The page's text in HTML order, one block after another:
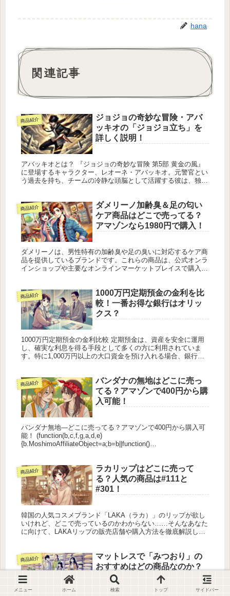
hana
関連記事
商品紹介
ジョジョの奇妙な冒険・アバ
ッキオの「ジョジョ立ち」を
詳しく説明！
アバッキオとは？ 『ジョジョの奇妙な冒険 第5部 黄金の風』
に登場するキャラクター、レオーネ・アバッキオ。元警官とい
う過去を持ち、チームの冷静な頭脳として活躍する彼は、独特
商品紹介
ダメリーノ加齢臭＆足の匂い
ケア商品はどこで売ってる？
アマゾンなら1980円で購入！
ダメリーノは、男性特有の加齢臭や足の臭いに対応するケア商
品を提供しているブランドです。これらの商品は、公式オンラ
インショップや主要なオンラインマーケットプレイスで購入可
商品紹介
1000万円定期預金の金利を比
較！一番お得な銀行はオリッ
クス？
1000万円定期預金の金利比較 定期預金は、資産を安全に運用
し、確実な利息を得る手段として多くの方に利用されていま
す。特に1,000万円以上の大口資金を預け入れる場合、銀行ご
商品紹介
バンダナの無地はどこに売っ
てる？アマゾンで400円から購
入可能！
バンダナ無地—どこに売ってる？アマゾンで400円から購入可
能！ (function(b,c,f,g,a,d,e)
{b.MoshimoAffiliateObject=a;b=b||function()
商品紹介
ラカリップはどこに売って
る？人気の商品は#111と
#301！
韓国の人気コスメブランド「LAKA（ラカ）」のリップが欲し
いけれど、どこで売っているのかわからない……そんなあなた
に向けて、LAKAリップの販売店舗や購入方法を徹底解説しま
商品紹介
マットレスで「みつおり」の
おすすめはどの商品なのか？
特徴を説明！
メニュー ホーム 検索 トップ サイドバー